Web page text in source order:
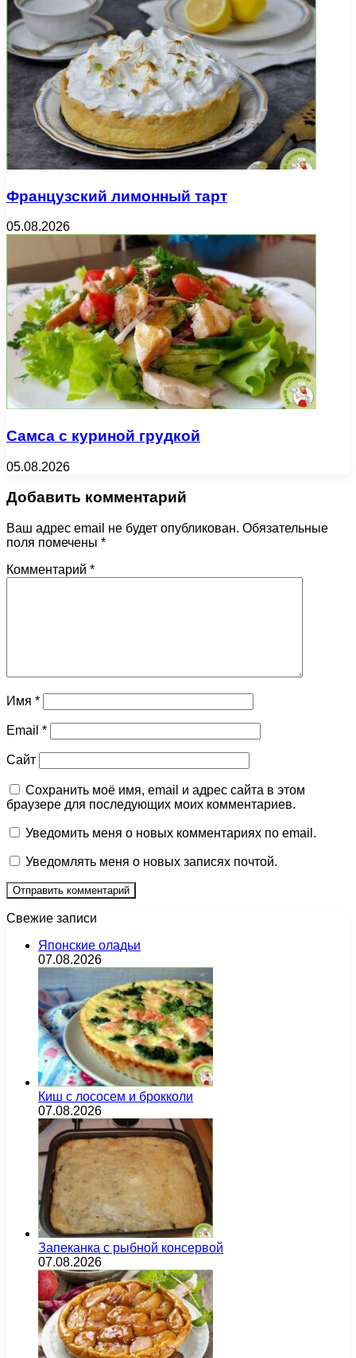
Французский лимонный тарт
05.08.2026
Самса с куриной грудкой
05.08.2026
Добавить комментарий
Ваш адрес email не будет опубликован. Обязательные
поля помечены *
Комментарий *
Имя *
Email *
Сайт
Сохранить моё имя, email и адрес сайта в этом
браузере для последующих моих комментариев.
Уведомить меня о новых комментариях по email.
Уведомлять меня о новых записях почтой.
Свежие записи
Японские оладьи
07.08.2026
Киш с лососем и брокколи
07.08.2026
Запеканка с рыбной консервой
07.08.2026